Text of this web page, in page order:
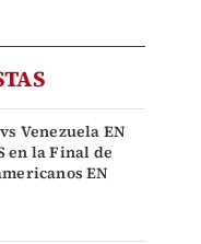
Venezuela EN
en la Final de
EN